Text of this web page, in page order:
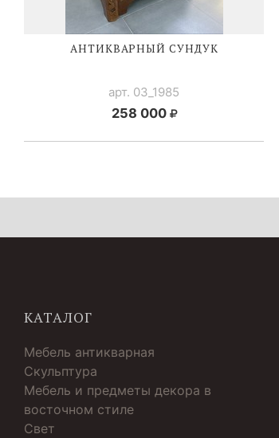
АНТИКВАРНЫЙ СУНДУК
арт. 03_1985
258 000
КАТАЛОГ
Мебель антикварная
Скульптура
Мебель и предметы декора в
восточном стиле
Свет